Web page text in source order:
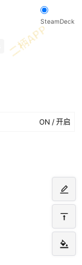
SteamDeck
ON / 开启